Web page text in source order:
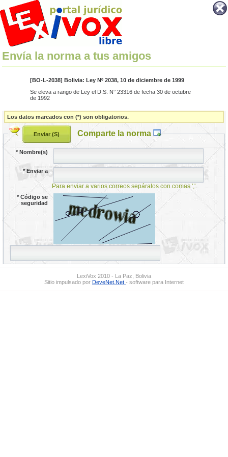
Envía la norma a tus amigos
[BO-L-2038] Bolivia: Ley Nº 2038, 10 de diciembre de 1999
Se eleva a rango de Ley el D.S. N° 23316 de fecha 30 de octubre
de 1992
Los datos marcados con (*) son obligatorios.
Comparte la norma
*Nombre(s)
*Enviar a
Para enviar a varios correos sepáralos con comas ','.
*Código se
seguridad
LexiVox 2010 - La Paz, Bolivia
Sitio impulsado por DeveNet.Net - software para Internet